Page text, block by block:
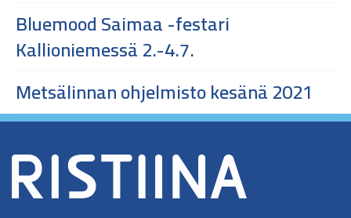
Bluemood Saimaa -festari
Kallioniemessä 2.-4.7.
Metsälinnan ohjelmisto kesänä 2021